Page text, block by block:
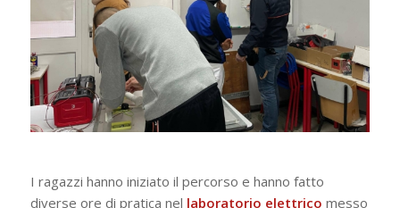
I ragazzi hanno iniziato il percorso e hanno fatto
diverse ore di pratica nel laboratorio elettrico messo